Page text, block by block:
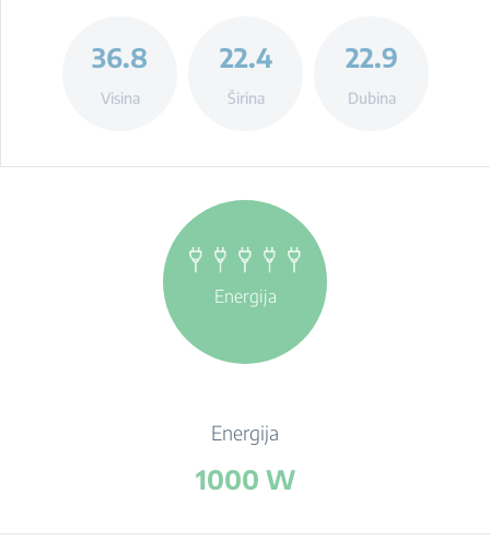
36.8
Visina
22.4
Širina
22.9
Dubina
Energija
Energija
1000 W